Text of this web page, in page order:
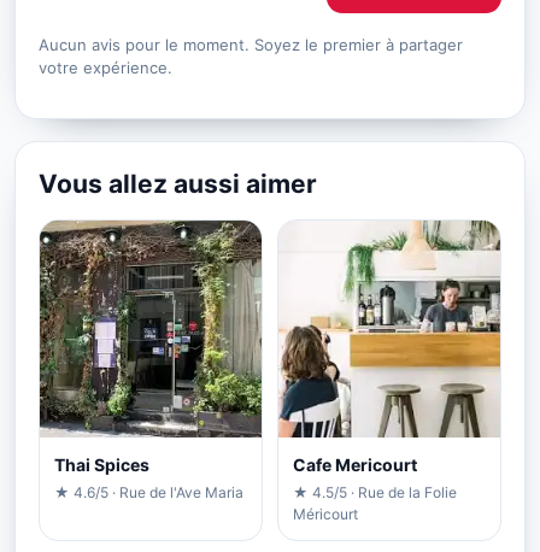
Aucun avis pour le moment. Soyez le premier à partager
votre expérience.
Vous allez aussi aimer
Thai Spices
★ 4.6/5 · Rue de l'Ave Maria
Cafe Mericourt
★ 4.5/5 · Rue de la Folie
Méricourt